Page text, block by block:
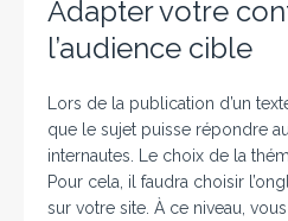
Adapter votre
l’audience cible
Lors de la publication d’un
que le sujet puisse répondre
internautes. Le choix de la
Pour cela, il faudra choisir
sur votre site. À ce niveau,